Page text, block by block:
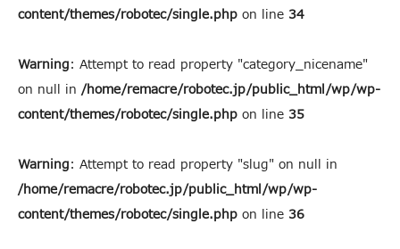
content/themes/robotec/single.php on line 34
Warning: Attempt to read property "category_nicename"
on null in /home/remacre/robotec.jp/public_html/wp/wp-
content/themes/robotec/single.php on line 35
Warning: Attempt to read property "slug" on null in
/home/remacre/robotec.jp/public_html/wp/wp-
content/themes/robotec/single.php on line 36